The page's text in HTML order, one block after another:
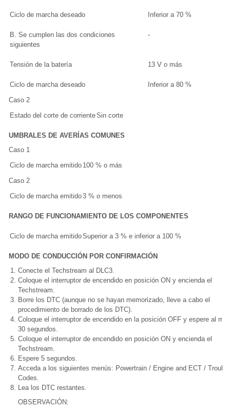
Ciclo de marcha deseado Inferior a 70 %
B. Se cumplen las dos condiciones
siguientes
-
Tensión de la batería 13 V o más
Ciclo de marcha deseado
Inferior a 80 %
Caso 2
Estado del corte de corrienteSin corte
UMBRALES DE AVERÍAS COMUNES
Caso 1
Ciclo de marcha emitido 100 % o más
Caso 2
Ciclo de marcha emitido3 % o menos
RANGO DE FUNCIONAMIENTO DE LOS COMPONENTES
Ciclo de marcha emitidoSuperior a 3 % e inferior a 100 %
MODO DE CONDUCCIÓN POR CONFIRMACIÓN
Conecte el Techstream al DLC3.
Coloque el interruptor de encendido en posición ON y encienda el
Techstream.
Borre los DTC (aunque no se hayan memorizado, lleve a cabo el
procedimiento de borrado de los DTC).
Coloque el interruptor de encendido en la posición OFF y espere al
30 segundos.
Coloque el interruptor de encendido en posición ON y encienda el
Techstream.
Espere 5 segundos.
Acceda a los siguientes menús: Powertrain / Engine and ECT / Trouble
Codes.
Lea los DTC restantes.
OBSERVACIÓN: